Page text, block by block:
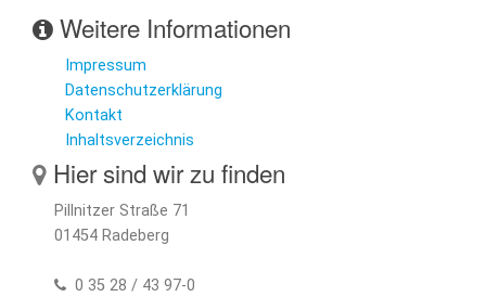
Weitere Informationen
Impressum
Datenschutzerklärung
Kontakt
Inhaltsverzeichnis
Hier sind wir zu finden
Pillnitzer Straße 71
01454 Radeberg
0 35 28 / 43 97-0